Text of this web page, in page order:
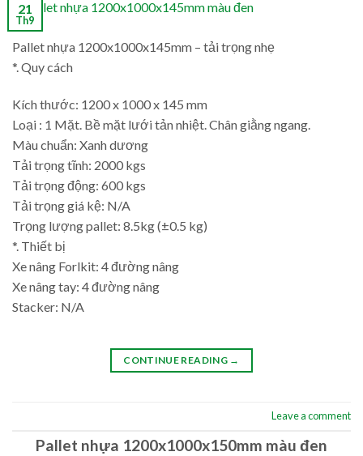
21
Th9
Pallet nhựa 1200x1000x145mm – tải trọng nhẹ
*. Quy cách
Kích thước: 1200 x 1000 x 145 mm
Loại : 1 Mặt. Bề mặt lưới tản nhiệt. Chân giằng ngang.
Màu chuẩn: Xanh dương
Tải trọng tĩnh: 2000 kgs
Tải trọng động: 600 kgs
Tải trọng giá kệ: N/A
Trọng lượng pallet: 8.5kg (±0.5 kg)
*. Thiết bị
Xe nâng Forlkit: 4 đường nâng
Xe nâng tay: 4 đường nâng
Stacker: N/A
CONTINUE READING →
Leave a comment
Pallet nhựa 1200x1000x150mm màu đen